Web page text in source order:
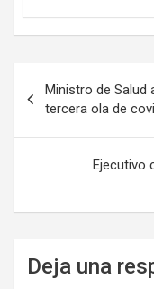
de
entradas
Ministro de Salud
tercera ola de
Ejecutivo
Deja una